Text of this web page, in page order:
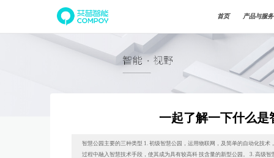
首页 产品与服务
⼀起了解⼀下什么是
智慧公园主要的三种类型 1. 初级智慧公园，运⽤物联⽹，及简单的⾃动化技
过程中融⼊智慧技术⼿段，使其成为具有较⾼科 技含量的新型公园。 3. ⾼级